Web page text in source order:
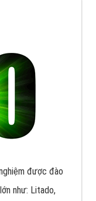
được đào
như: Litado,